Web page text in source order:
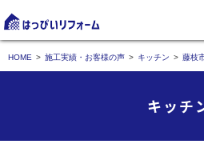
HOME 施工実績・お客様の声 キッチン 藤枝
キッチ